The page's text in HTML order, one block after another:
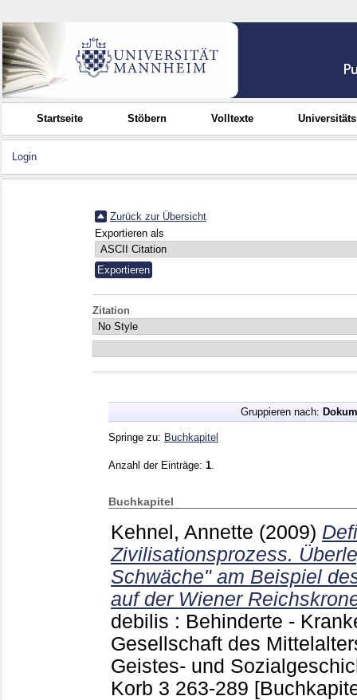
Startseite Stöbern Volltexte
Login
Zurück zur Übersicht
Exportieren als
Zitation
Gruppieren nach:
Springe zu: Buchkapitel
Anzahl der Einträge: 1
Buchkapitel
Kehnel, Annette (2009)
Zivilisationsprozess.
Schwäche" am Beispiel
auf der Wiener
debilis : Behinderte -
Gesellschaft des
Geistes- und
Korb 3 263-289